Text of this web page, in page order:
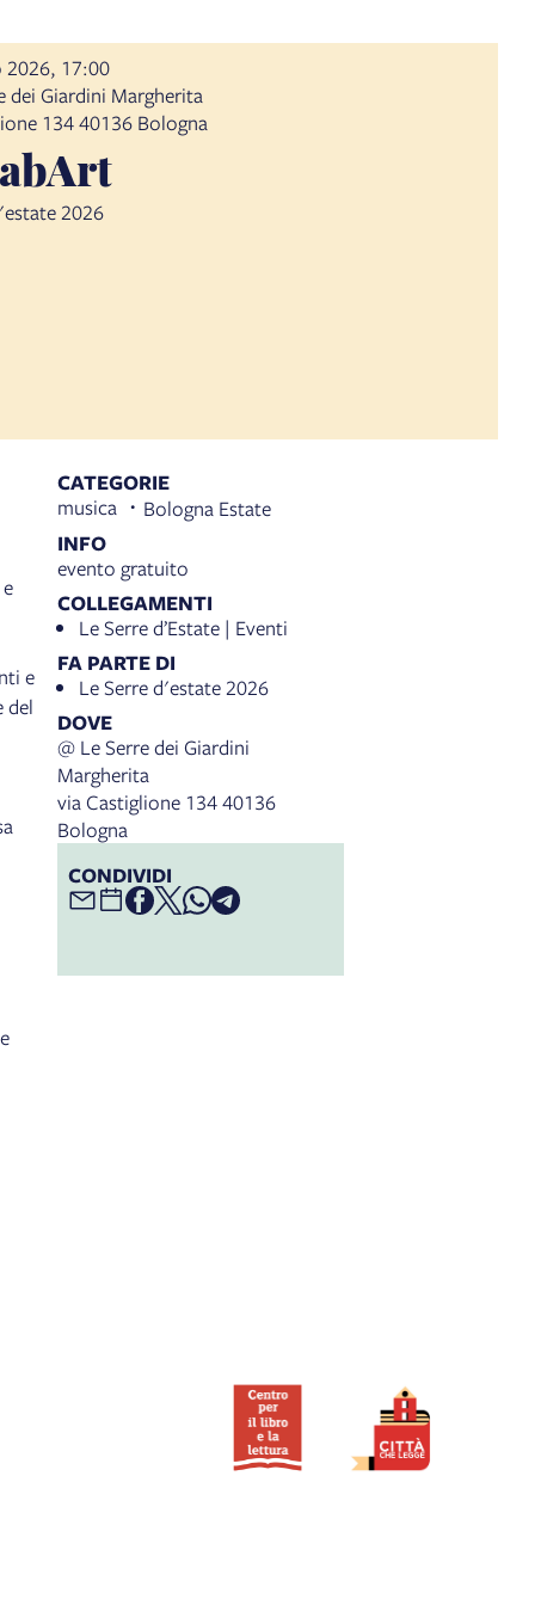
2026, 17:00
dei Giardini Margherita
134 40136 Bologna
2026
e
del
CATEGORIE
musica
Bologna Estate
INFO
evento gratuito
COLLEGAMENTI
Le Serre d’Estate | Eventi
FA PARTE DI
Le Serre d'estate 2026
DOVE
@ Le Serre dei Giardini
Margherita
via Castiglione 134 40136
Bologna
CONDIVIDI